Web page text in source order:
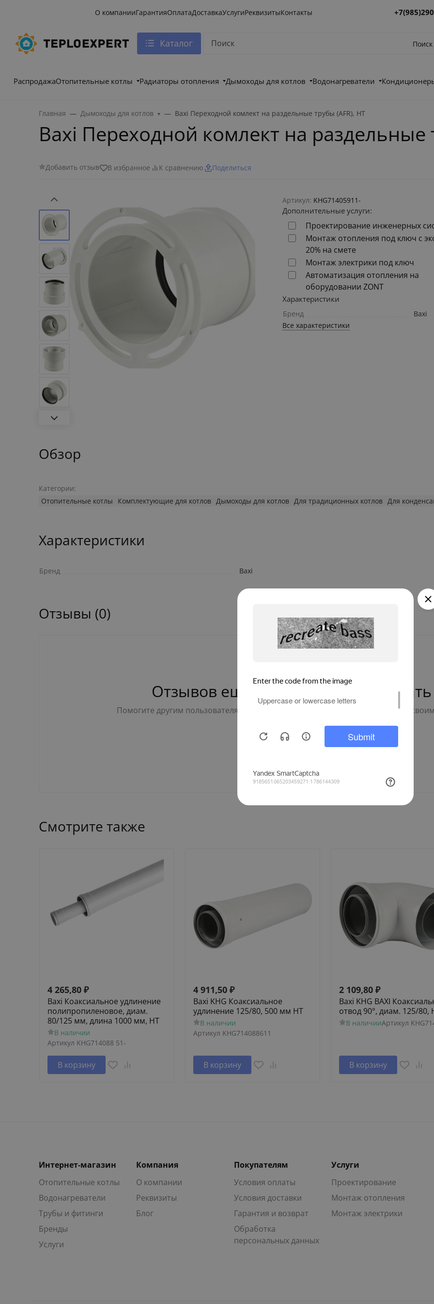
О компанииГарантияОплатаДоставкаУслугиРеквизитыКонтакты
Каталог
РаспродажаОтопительные котлы Радиаторы отопления Дымоходы для котлов Водонагреватели
Главная Дымоходы для котлов Baxi Переходной комлект на раздельные трубы (AFR), HT
Baxi Переходной комлект на раздельные
Добавить отзыв В избранное К сравнению Поделиться
Артикул: KHG71405911-
Дополнительные услуги:
Проектирование инженерных
Монтаж отопления под ключ с
20% на смете
Монтаж электрики под ключ
Автоматизация отопления на
оборудовании ZONT
Характеристики
Бренд
Baxi
Все характеристики
Обзор
Категории:
Отопительные котлы
Комплектующие для котлов Дымоходы для котлов Для традиционных котлов Для
Характеристики
Бренд Baxi
Отзывы (0)
Отзывов ещё нет — ваш может
Помогите другим пользователям с выбором - будьте первым, кто поделится
Написать отзыв
Смотрите также
4 265,80 ₽
Baxi Коаксиальное удлинение
полипропиленовое, диам.
80/125 мм, длина 1000 мм, HT
В наличии
Артикул KHG714088 51-
В корзину
4 911,50 ₽
Baxi KHG Коаксиальное
удлинение 125/80, 500 мм HT
В наличии
Артикул KHG714088611
В корзину
2 109,80 ₽
Baxi KHG BAXI
отвод 90°, диам. 125/80,
В наличииАртикул
В корзину
Интернет-магазин
Отопительные котлы
Водонагреватели
Трубы и фитинги
Бренды
Услуги
Компания
О компании
Реквизиты
Блог
Покупателям
Условия оплаты
Условия доставки
Гарантия и возврат
Обработка
персональных данных
Услуги
Проектирование
Монтаж отопления
Монтаж электрики